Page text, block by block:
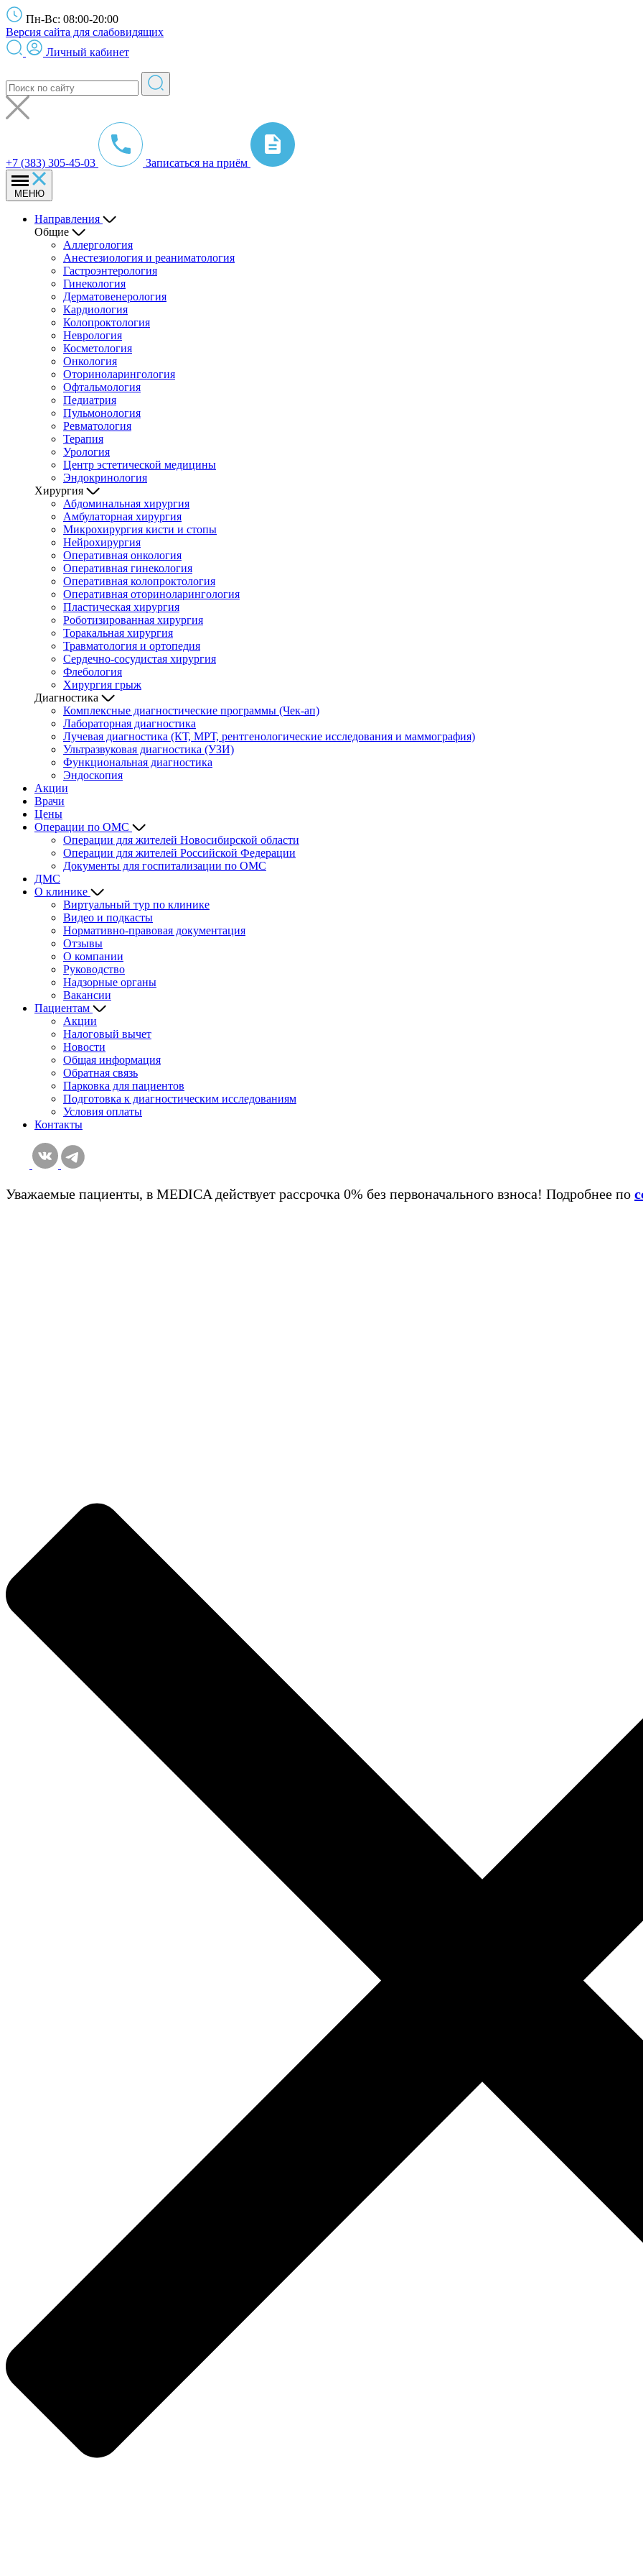
Пн-Вс: 08:00-20:00
Версия сайта для слабовидящих
Личный кабинет
+7 (383) 305-45-03 Записаться на приём
МЕНЮ
Направления
Общие
Аллергология
Анестезиология и реаниматология
Гастроэнтерология
Гинекология
Дерматовенерология
Кардиология
Колопроктология
Неврология
Косметология
Онкология
Оториноларингология
Офтальмология
Педиатрия
Пульмонология
Ревматология
Терапия
Урология
Центр эстетической медицины
Эндокринология
Хирургия
Абдоминальная хирургия
Амбулаторная хирургия
Микрохирургия кисти и стопы
Нейрохирургия
Оперативная онкология
Оперативная гинекология
Оперативная колопроктология
Оперативная оториноларингология
Пластическая хирургия
Роботизированная хирургия
Торакальная хирургия
Травматология и ортопедия
Сердечно-сосудистая хирургия
Флебология
Хирургия грыж
Диагностика
Комплексные диагностические программы (Чек-ап)
Лабораторная диагностика
Лучевая диагностика (КТ, МРТ, рентгенологические исследования и маммография)
Ультразвуковая диагностика (УЗИ)
Функциональная диагностика
Эндоскопия
Акции
Врачи
Цены
Операции по ОМС
Операции для жителей Новосибирской области
Операции для жителей Российской Федерации
Документы для госпитализации по ОМС
ДМС
О клинике
Виртуальный тур по клинике
Видео и подкасты
Нормативно-правовая документация
Отзывы
О компании
Руководство
Надзорные органы
Вакансии
Пациентам
Акции
Налоговый вычет
Новости
Общая информация
Обратная связь
Парковка для пациентов
Подготовка к диагностическим исcледованиям
Условия оплаты
Контакты
Уважаемые пациенты, в MEDICA действует рассрочка 0% без первоначального взноса! Подробнее по